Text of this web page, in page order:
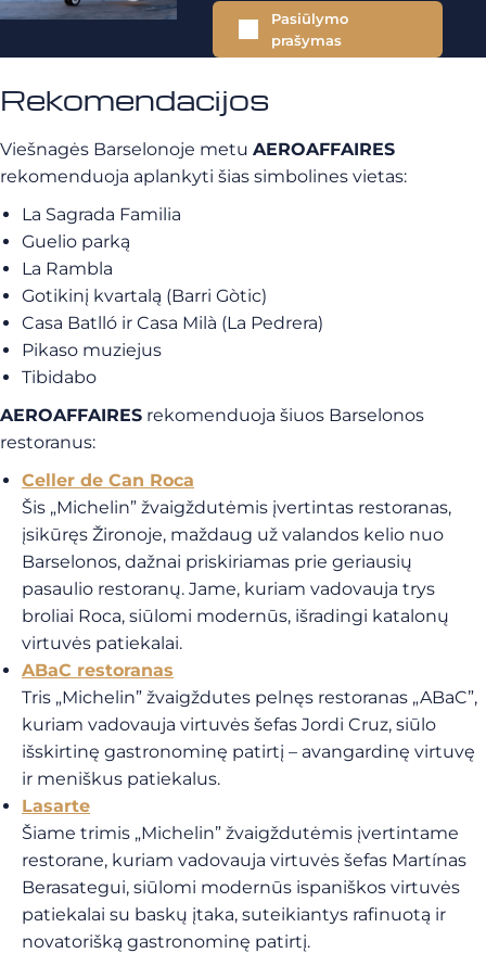
Pasiūlymo
prašymas
Rekomendacijos
Viešnagės Barselonoje metu AEROAFFAIRES
rekomenduoja aplankyti šias simbolines vietas:
La Sagrada Familia
Guelio parką
La Rambla
Gotikinį kvartalą (Barri Gòtic)
Casa Batlló ir Casa Milà (La Pedrera)
Pikaso muziejus
Tibidabo
AEROAFFAIRES rekomenduoja šiuos Barselonos
restoranus:
Celler de Can Roca
Šis „Michelin” žvaigždutėmis įvertintas restoranas,
įsikūręs Žironoje, maždaug už valandos kelio nuo
Barselonos, dažnai priskiriamas prie geriausių
pasaulio restoranų. Jame, kuriam vadovauja trys
broliai Roca, siūlomi modernūs, išradingi katalonų
virtuvės patiekalai.
ABaC restoranas
Tris „Michelin” žvaigždutes pelnęs restoranas „ABaC”,
kuriam vadovauja virtuvės šefas Jordi Cruz, siūlo
išskirtinę gastronominę patirtį – avangardinę virtuvę
ir meniškus patiekalus.
Lasarte
Šiame trimis „Michelin” žvaigždutėmis įvertintame
restorane, kuriam vadovauja virtuvės šefas Martínas
Berasategui, siūlomi modernūs ispaniškos virtuvės
patiekalai su baskų įtaka, suteikiantys rafinuotą ir
novatorišką gastronominę patirtį.